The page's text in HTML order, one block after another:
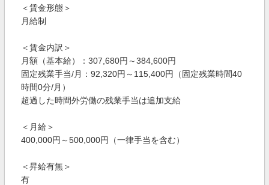
＜賃金形態＞
月給制
＜賃金内訳＞
月額（基本給）：307,680円～384,600円
固定残業手当/月：92,320円～115,400円（固定残業時間40
時間0分/月）
超過した時間外労働の残業手当は追加支給
＜月給＞
400,000円～500,000円（一律手当を含む）
＜昇給有無＞
有